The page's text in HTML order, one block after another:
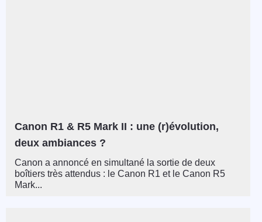
Canon R1 & R5 Mark II : une (r)évolution,
deux ambiances ?
Canon a annoncé en simultané la sortie de deux
boîtiers très attendus : le Canon R1 et le Canon R5
Mark...